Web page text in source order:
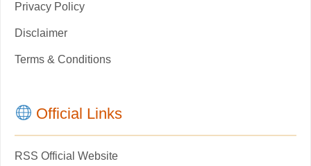
Privacy Policy
Disclaimer
Terms & Conditions
Official Links
RSS Official Website